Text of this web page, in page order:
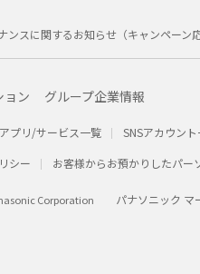
ンスに関するお知らせ（キャンペーン
ョン グループ企業情報
プリ/サービス一覧 SNSアカウン
シー
お客様からお預かりしたパー
Corporation パナソニック マ